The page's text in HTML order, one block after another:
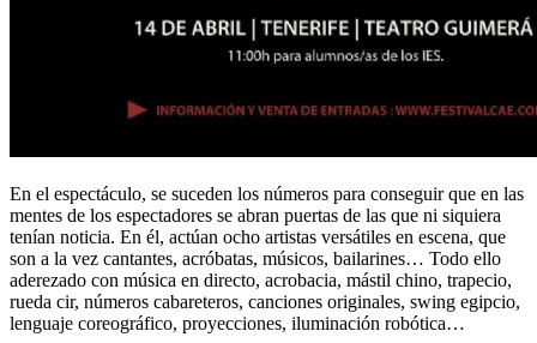
En el espectáculo, se suceden los números para conseguir que en las
mentes de los espectadores se abran puertas de las que ni siquiera
tenían noticia. En él, actúan ocho artistas versátiles en escena, que
son a la vez cantantes, acróbatas, músicos, bailarines… Todo ello
aderezado con música en directo, acrobacia, mástil chino, trapecio,
rueda cir, números cabareteros, canciones originales, swing egipcio,
lenguaje coreográfico, proyecciones, iluminación robótica…